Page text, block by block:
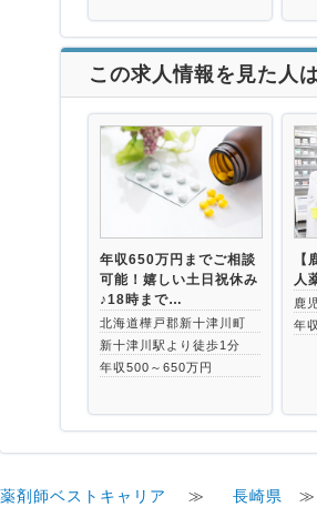
この求人情報を見た人
年収650万円までご相談
可能！嬉しい土日祝休み
♪18時まで…
北海道樺戸郡新十津川町
新十津川駅より徒歩1分
年収500～650万円
人
鹿
年
薬剤師ベストキャリア ≫ 長崎県 ≫